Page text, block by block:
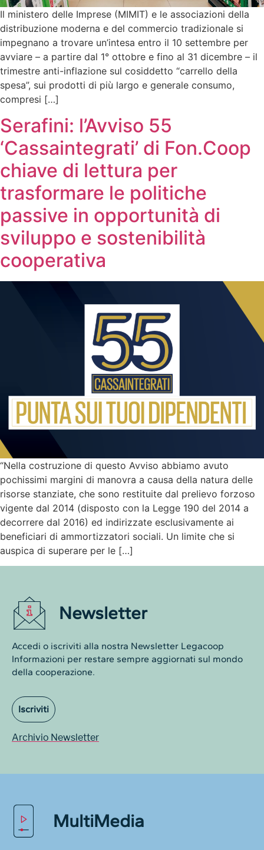
Il ministero delle Imprese (MIMIT) e le associazioni della
distribuzione moderna e del commercio tradizionale si
impegnano a trovare un’intesa entro il 10 settembre per
avviare – a partire dal 1° ottobre e fino al 31 dicembre – il
trimestre anti-inflazione sul cosiddetto “carrello della
spesa”, sui prodotti di più largo e generale consumo,
compresi […]
Serafini: l’Avviso 55
‘Cassaintegrati’ di Fon.Coop
chiave di lettura per
trasformare le politiche
passive in opportunità di
sviluppo e sostenibilità
cooperativa
“Nella costruzione di questo Avviso abbiamo avuto
pochissimi margini di manovra a causa della natura delle
risorse stanziate, che sono restituite dal prelievo forzoso
vigente dal 2014 (disposto con la Legge 190 del 2014 a
decorrere dal 2016) ed indirizzate esclusivamente ai
beneficiari di ammortizzatori sociali. Un limite che si
auspica di superare per le […]
Newsletter
Accedi o iscriviti alla nostra Newsletter Legacoop
Informazioni per restare sempre aggiornati sul mondo
della cooperazione.
Iscriviti
Archivio Newsletter
MultiMedia